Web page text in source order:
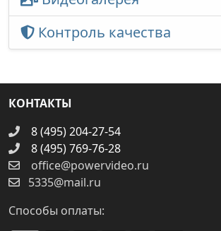
Контроль качества
КОНТАКТЫ
8 (495) 204-27-54
8 (495) 769-76-28
office@powervideo.ru
5335@mail.ru
Способы оплаты: